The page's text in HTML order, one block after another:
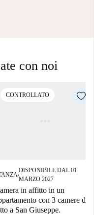
con noi
CONTROLLATO
■
DISPONIBILE DAL 01
MARZO 2027
in affitto in un
con 3 camere da
a San Giuseppe.